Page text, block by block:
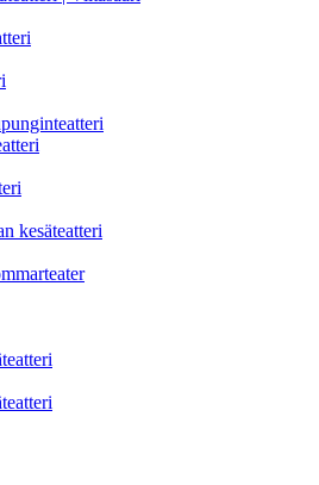
kesäteatteri